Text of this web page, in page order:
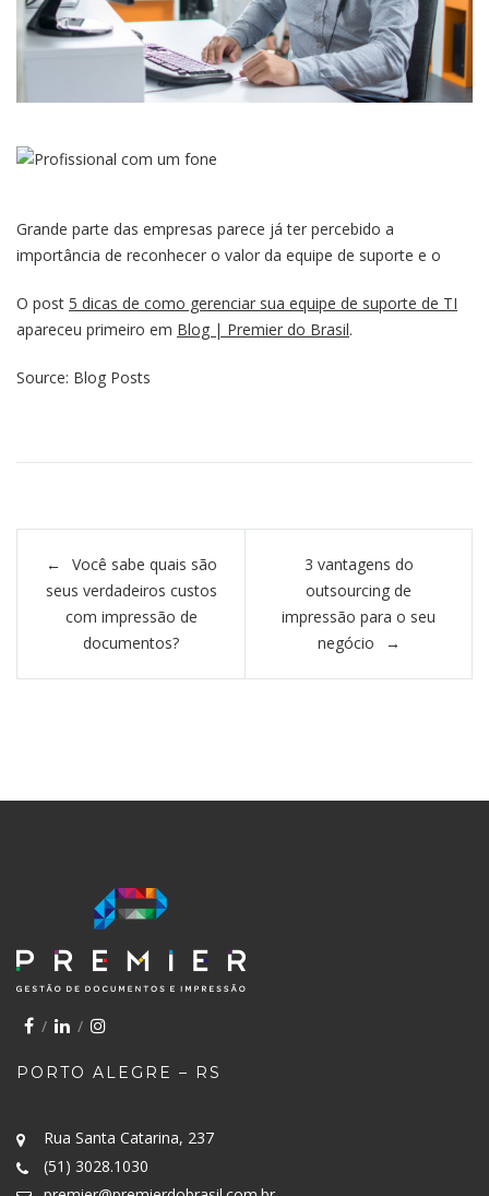
Grande parte das empresas parece já ter percebido a
importância de reconhecer o valor da equipe de suporte e o
O post 5 dicas de como gerenciar sua equipe de suporte de TI
apareceu primeiro em Blog | Premier do Brasil.
Source: Blog Posts
Você sabe quais são
seus verdadeiros custos
com impressão de
documentos?
3 vantagens do
outsourcing de
impressão para o seu
negócio
PORTO ALEGRE – RS
Rua Santa Catarina, 237
(51) 3028.1030